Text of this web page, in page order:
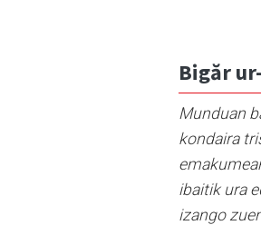
Bigăr
Munduan
kondaira
ibaitik ura
izango